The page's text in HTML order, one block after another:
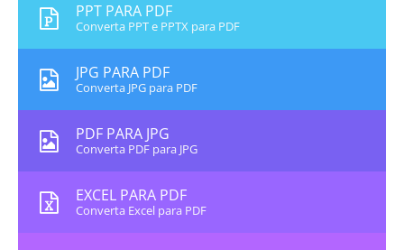
PPT PARA PDF
Converta PPT e PPTX para PDF
JPG PARA PDF
Converta JPG para PDF
PDF PARA JPG
Converta PDF para JPG
EXCEL PARA PDF
Converta Excel para PDF